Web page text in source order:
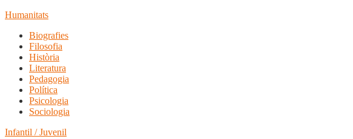
Humanitats
Biografies
Filosofia
Història
Literatura
Pedagogia
Política
Psicologia
Sociologia
Infantil / Juvenil